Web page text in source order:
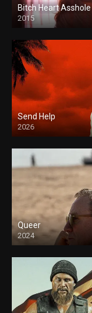
Bitch Heart Asshole
2015
Send Help
2026
Queer
2024